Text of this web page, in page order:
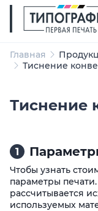
Главная
Тиснение
Тиснение
1
Чтобы узнать
параметры
рассчитывается
используемых